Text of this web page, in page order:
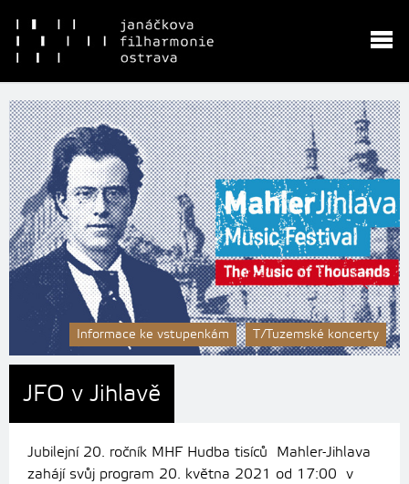
Informace ke vstupenkám T/Tuzemské koncerty
JFO v Jihlavě
Jubilejní 20. ročník MHF Hudba tisíců Mahler-Jihlava
zahájí svůj program 20. května 2021 od 17:00 v